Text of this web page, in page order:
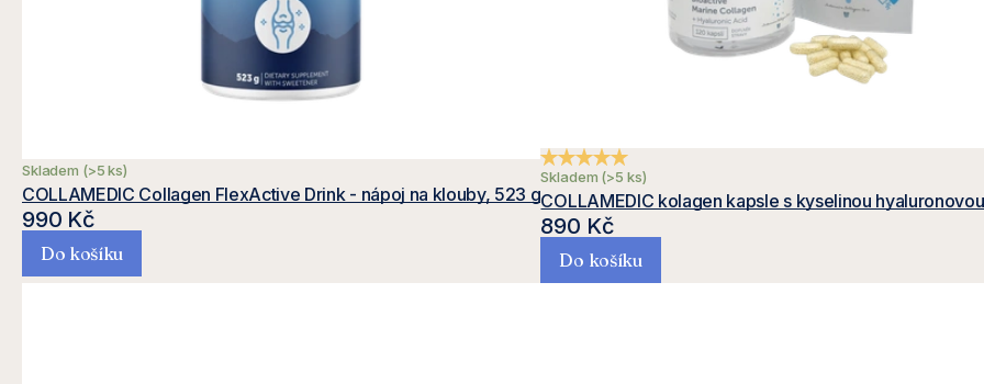
COLLAMEDIC Collagen FlexActive Drink - nápoj na klouby, 523 g
Skladem (>5 ks)
990 Kč
Do košíku
COLLAMEDIC kolagen kapsle s kyselinou
Průměrné hodnocení produktu je 5,0 z 5 hvězdiček.
Skladem (>5 ks)
890 Kč
Do košíku